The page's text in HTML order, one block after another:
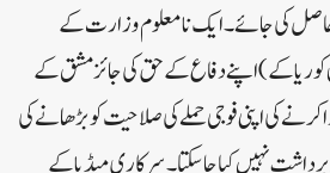
کی جائے۔ایک نامعلوم وزارت کے
کوریا کے) اپنے دفاع کے حق کی جائز مشق کے
کرنے کی اپنی فوجی حملے کی صلاحیت کو بڑھانے کی